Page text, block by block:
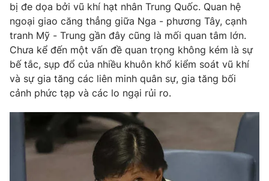
bị đe dọa bởi vũ khí hạt nhân Trung Quốc. Quan hệ
ngoại giao căng thẳng giữa Nga - phương Tây, cạnh
tranh Mỹ - Trung gần đây cũng là mối quan tâm lớn.
Chưa kể đến một vấn đề quan trọng không kém là sự
bế tắc, sụp đổ của nhiều khuôn khổ kiểm soát vũ khí
và sự gia tăng các liên minh quân sự, gia tăng bối
cảnh phức tạp và các lo ngại rủi ro.